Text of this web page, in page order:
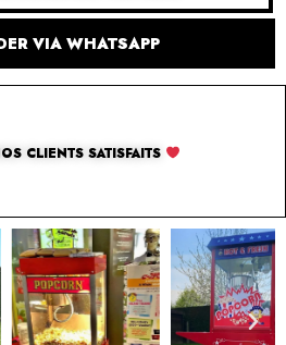
VIA WHATSAPP
CLIENTS SATISFAITS